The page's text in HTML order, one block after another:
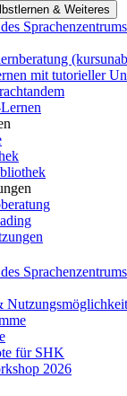
& Weiteres
Sprachenzentrums
mit tutorieller
Sprachenzentrums
für SHK
2026